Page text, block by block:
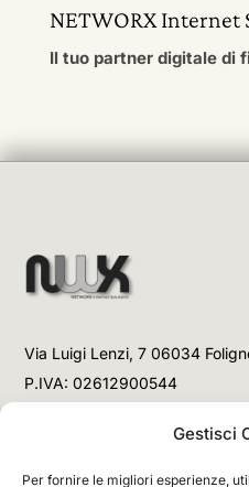
Gestisci
Per fornire le migliori esperienze,
NETWORX Internet
Il tuo partner digitale di
Via Luigi Lenzi, 7 06034
P.IVA: 02612900544